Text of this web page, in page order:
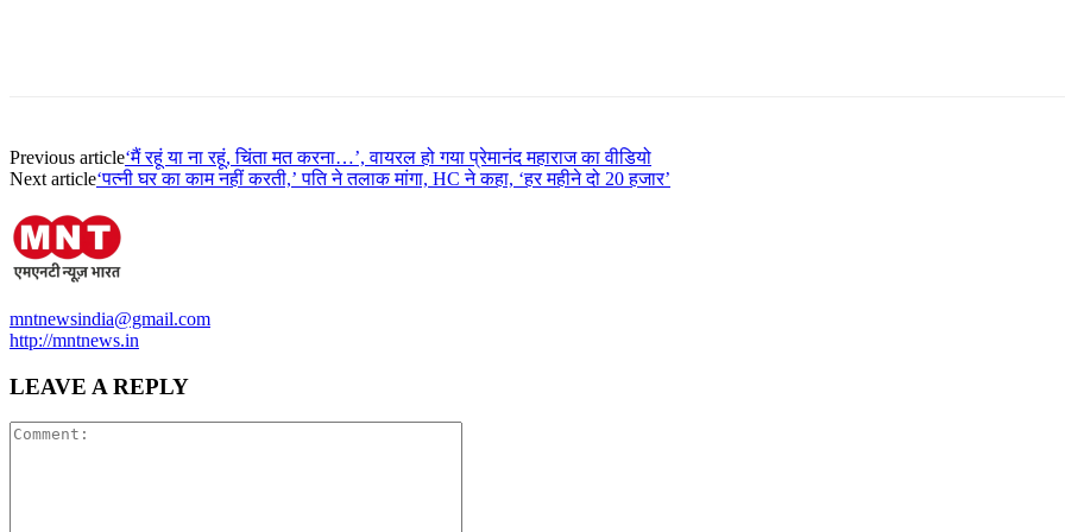
Previous article‘मैं रहूं या ना रहूं, चिंता मत करना…’, वायरल हो गया प्रेमानंद महाराज का वीडियो
Next article‘पत्नी घर का काम नहीं करती,’ पति ने तलाक मांगा, HC ने कहा, ‘हर महीने दो 20 हजार’
mntnewsindia@gmail.com
http://mntnews.in
LEAVE A REPLY